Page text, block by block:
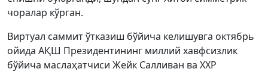
чоралар кўрган.
Виртуал саммит ўтказиш бўйича келишувга октябрь
ойида АҚШ Президентининг миллий хавфсизлик
бўйича маслаҳатчиси Жейк Салливан ва ХХР